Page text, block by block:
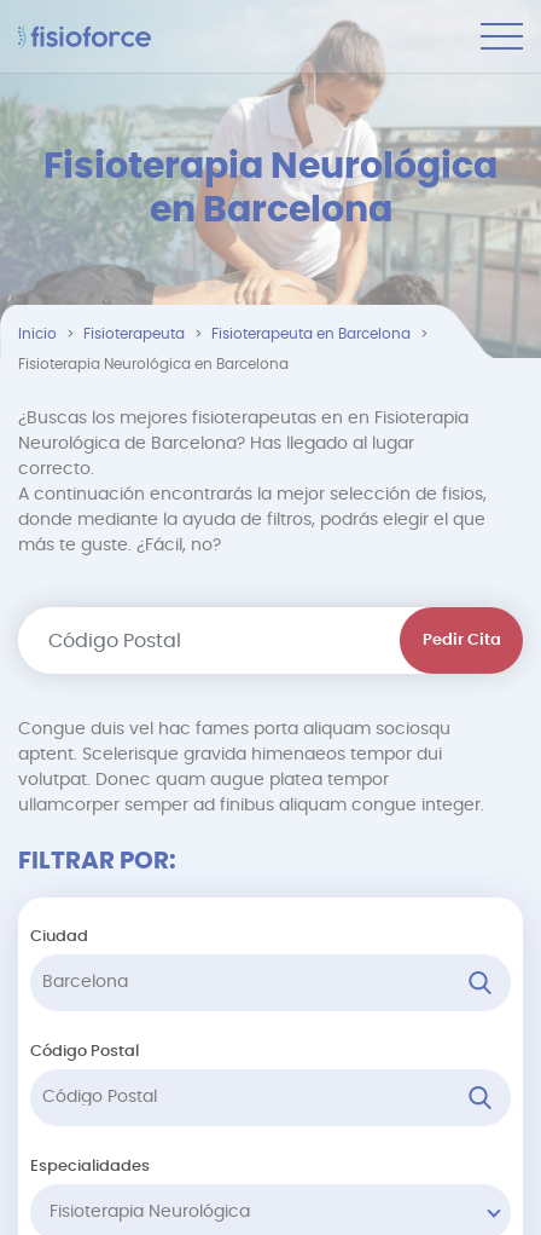
Fisioterapia Neurológica
en Barcelona
Inicio Fisioterapeuta Fisioterapeuta en Barcelona
Fisioterapia Neurológica en Barcelona
¿Buscas los mejores fisioterapeutas en en Fisioterapia
Neurológica de Barcelona? Has llegado al lugar
correcto.
A continuación encontrarás la mejor selección de fisios,
donde mediante la ayuda de filtros, podrás elegir el que
más te guste. ¿Fácil, no?
Pedir Cita
Congue duis vel hac fames porta aliquam sociosqu
aptent. Scelerisque gravida himenaeos tempor dui
volutpat. Donec quam augue platea tempor
ullamcorper semper ad finibus aliquam congue integer.
FILTRAR POR:
Ciudad
Código Postal
Especialidades
Fisioterapia Neurológica